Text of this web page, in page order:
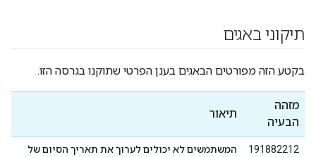
תיקוני באגים
בקטע הזה מפורטים הבאגים בענן הפרטי שתוקנו בגרסה הזו.
מזהה
הבעיה
תיאור
191882212
המשתמשים לא יכולים לערוך את תאריך הסיום של